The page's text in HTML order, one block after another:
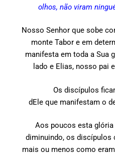
olhos, não viram
Nosso Senhor que sobe
monte Tabor e em
manifesta em toda a Sua
lado e Elias, nosso pai
Os discípulos ficam
dEle que manifestam o
Aos poucos esta glória
diminuindo, os discípulos
mais ou menos como